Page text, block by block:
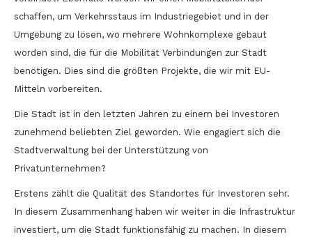
schaffen, um Verkehrsstaus im Industriegebiet und in der
Umgebung zu lösen, wo mehrere Wohnkomplexe gebaut
worden sind, die für die Mobilität Verbindungen zur Stadt
benötigen. Dies sind die größten Projekte, die wir mit EU-
Mitteln vorbereiten.
Die Stadt ist in den letzten Jahren zu einem bei Investoren
zunehmend beliebten Ziel geworden. Wie engagiert sich die
Stadtverwaltung bei der Unterstützung von
Privatunternehmen?
Erstens zählt die Qualität des Standortes für Investoren sehr.
In diesem Zusammenhang haben wir weiter in die Infrastruktur
investiert, um die Stadt funktionsfähig zu machen. In diesem